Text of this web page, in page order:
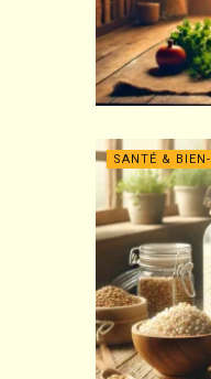
SANTÉ & BIEN-